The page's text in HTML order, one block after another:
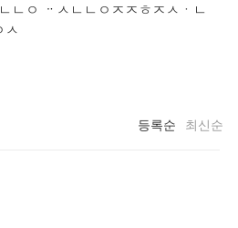
ㄴㅇ ᆢ ㅅㄴㄴㅇㅈㅈㅎㅈㅅㆍㄴ
ㅅ
등록순 최신순